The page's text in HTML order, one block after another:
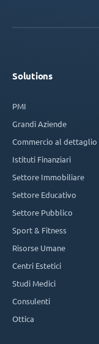
Solutions
PMI
Grandi Aziende
Commercio al dettaglio
Istituti Finanziari
Settore Immobiliare
Settore Educativo
Settore Pubblico
Sport & Fitness
Risorse Umane
Centri Estetici
Studi Medici
Consulenti
Ottica